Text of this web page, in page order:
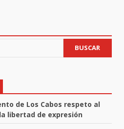
BUSCAR
de Los Cabos respeto al
libertad de expresión